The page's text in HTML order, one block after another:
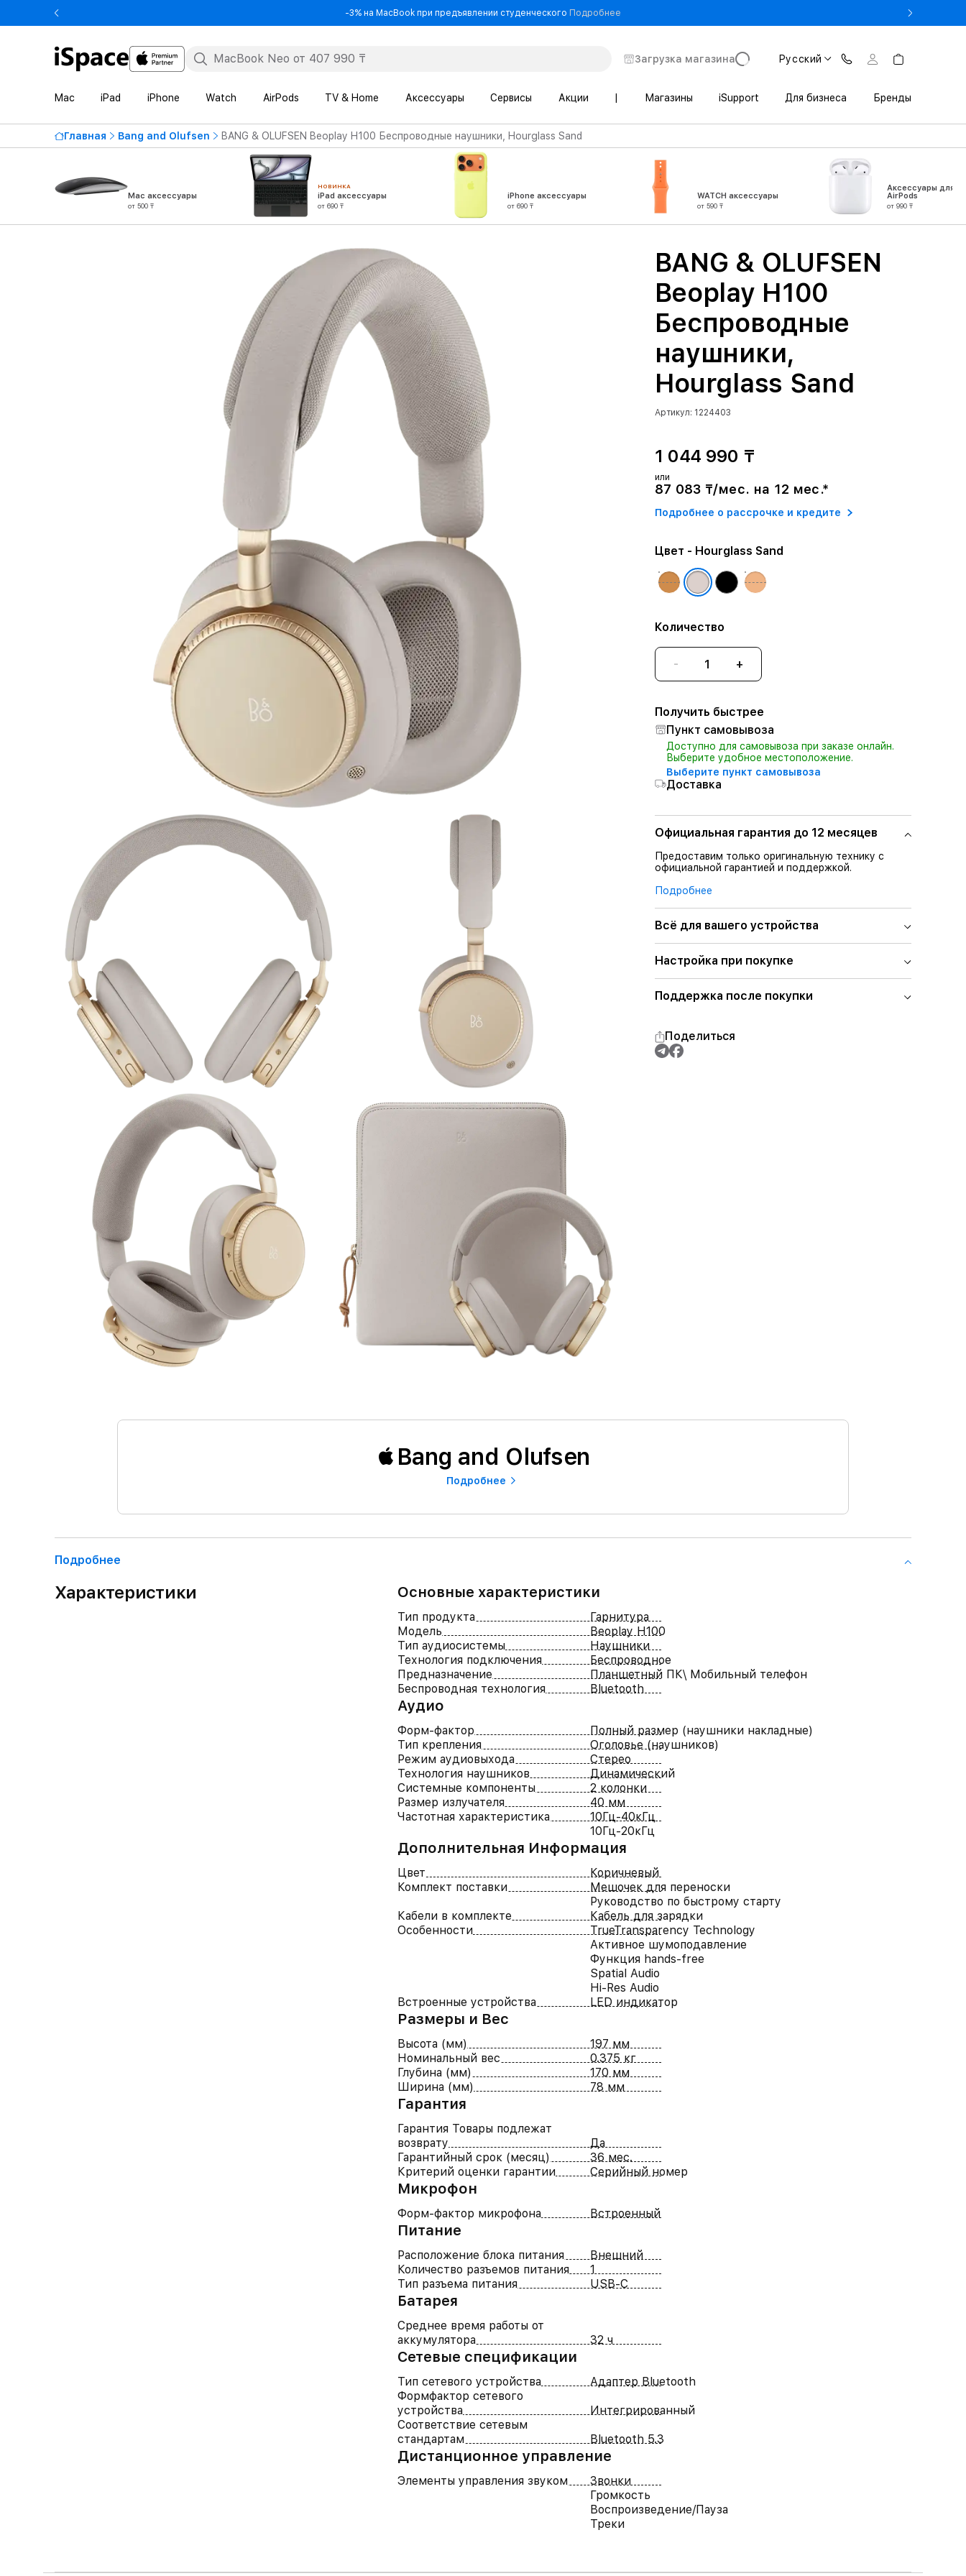
-3% на MacBook при предъявлении студенческого Подробнее
Загрузка магазина Русский
Mac iPad iPhone Watch AirPods TV & Home Аксессуары Сервисы Акции Магазины iSupport Для бизнеса Бренды
Главная Bang and Olufsen BANG & OLUFSEN Beoplay H100 Беспроводные наушники, Hourglass Sand
Mac аксессуары
от 500 ₸
НОВИНКА
iPad аксессуары
от 690 ₸
iPhone аксессуары
от 690 ₸
WATCH аксессуары
от 590 ₸
Аксессуары для
AirPods
от 990 ₸
BANG & OLUFSEN
Beoplay H100
Беспроводные
наушники,
Hourglass Sand
Артикул: 1224403
1 044 990 ₸
или
87 083 ₸/мес. на 12 мес.*
Подробнее о рассрочке и кредите
Цвет - Hourglass Sand
Количество
- +
Получить быстрее
Пункт самовывоза
Доступно для самовывоза при заказе онлайн.
Выберите удобное местоположение.
Выберите пункт самовывоза
Доставка
Официальная гарантия до 12 месяцев
Предоставим только оригинальную технику с
официальной гарантией и поддержкой.
Подробнее
Всё для вашего устройства
Настройка при покупке
Поддержка после покупки
Поделиться
Bang and Olufsen
Подробнее
Подробнее
Характеристики Основные характеристики
Тип продукта
Гарнитура
Модель
Beoplay H100
Тип аудиосистемы
Наушники
Технология подключения
Беспроводное
Предназначение
Планшетный ПК\ Мобильный телефон
Беспроводная технология
Bluetooth
Аудио
Форм-фактор
Полный размер (наушники накладные)
Тип крепления
Оголовье (наушников)
Режим аудиовыхода
Стерео
Технология наушников
Динамический
Системные компоненты
2 колонки
Размер излучателя
40 мм
Частотная характеристика
10Гц-40кГц
10Гц-20кГц
Дополнительная Информация
Цвет
Коричневый
Комплект поставки
Мешочек для переноски
Руководство по быстрому старту
Кабели в комплекте
Кабель для зарядки
Особенности
TrueTransparency Technology
Активное шумоподавление
Функция hands-free
Spatial Audio
Hi-Res Audio
Встроенные устройства
LED индикатор
Размеры и Вес
Высота (мм)
197 мм
Номинальный вес
0.375 кг
Глубина (мм)
170 мм
Ширина (мм)
78 мм
Гарантия
Гарантия Товары подлежат
возврату
Да
Гарантийный срок (месяц)
36 мес.
Критерий оценки гарантии
Серийный номер
Микрофон
Форм-фактор микрофона Встроенный
Питание
Расположение блока питания
Внешний
Количество разъемов питания
1
Тип разъема питания
USB-C
Батарея
Среднее время работы от
аккумулятора
32 ч
Cетевые спецификации
Тип сетевого устройства
Адаптер Bluetooth
Формфактор сетевого
устройства
Интегрированный
Соответствие сетевым
стандартам
Bluetooth 5.3
Дистанционное управление
Элементы управления звуком
Звонки
Громкость
Воспроизведение/Пауза
Треки